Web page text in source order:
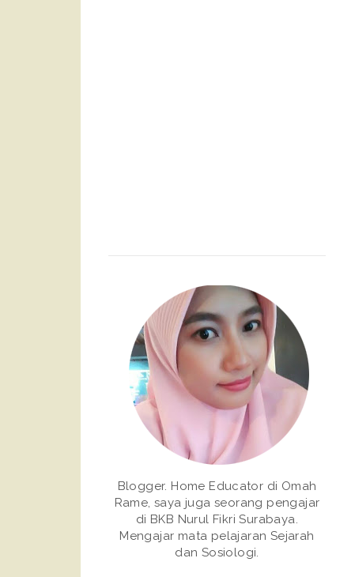
Blogger. Home Educator di Omah
Rame, saya juga seorang pengajar
di BKB Nurul Fikri Surabaya.
Mengajar mata pelajaran Sejarah
dan Sosiologi.